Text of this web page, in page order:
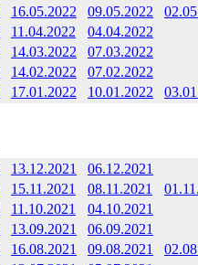
16.05.2022 09.05.2022
11.04.2022
04.04.2022
14.03.2022
07.03.2022
14.02.2022
07.02.2022
17.01.2022 10.01.2022
13.12.2021
06.12.2021
15.11.2021 08.11.2021
11.10.2021
04.10.2021
13.09.2021
06.09.2021
16.08.2021 09.08.2021